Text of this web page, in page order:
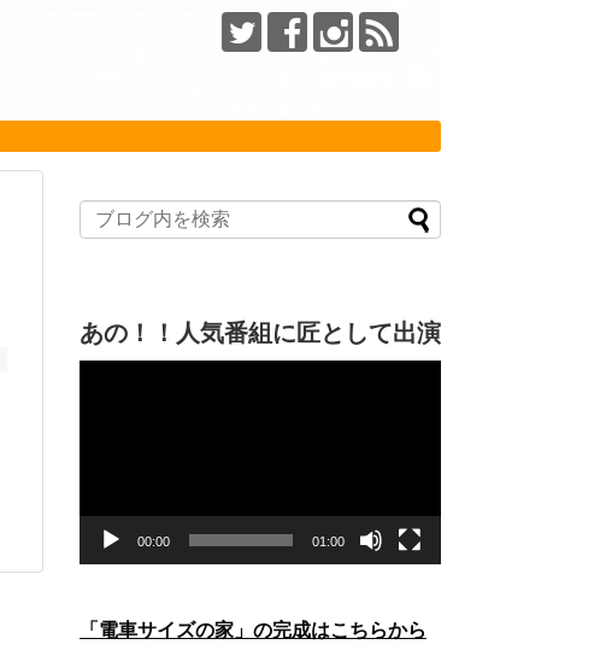
あの！！人気番組に匠として出演
ー
00:00 01:00
「電車サイズの家」の完成はこちらから